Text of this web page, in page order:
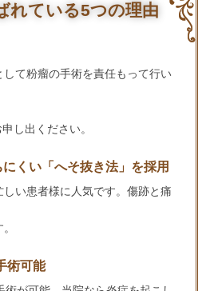
れている5つの理由
て粉瘤の手術を責任もって行い
し出ください。
くい「へそ抜き法」を採用
い患者様に人気です。傷跡と痛
術可能